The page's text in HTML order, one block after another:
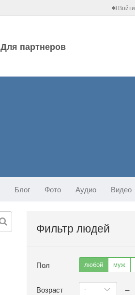
Войти
Для партнеров
Блог Фото Аудио Видео
Фильтр людей
Пол любой муж
Возраст —